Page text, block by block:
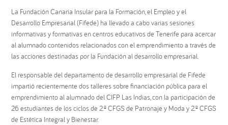
La Fundación Canaria Insular para la Formación, el Empleo y el
Desarrollo Empresarial (Fifede) ha llevado a cabo varias sesiones
informativas y formativas en centros educativos de Tenerife para acercar
al alumnado contenidos relacionados con el emprendimiento a través de
las acciones destinadas por la Fundación al desarrollo empresarial.
El responsable del departamento de desarrollo empresarial de Fifede
impartió recientemente dos talleres sobre financiación pública para el
emprendimiento al alumnado del CIFP Las Indias, con la participación de
26 estudiantes de los ciclos de 2.º CFGS de Patronaje y Moda y 2.º CFGS
de Estética Integral y Bienestar.